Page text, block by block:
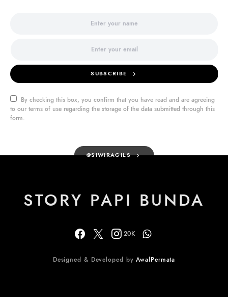
SUBSCRIBE
By checking this box, you confirm that you have read and are agreeing
to our terms of use regarding the storage of the data submitted through this
form.
@SIWIRAGILS
STORY PAPI BUNDA
20K
Designed & Developed byAwalPermata